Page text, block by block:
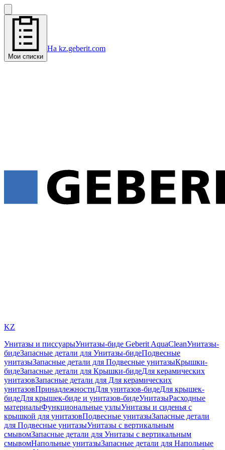
Мои списки
На kz.geberit.com
KZ
Унитазы и писсуарыУнитазы-биде Geberit AquaCleanУнитазы-
бидеЗапасные детали для Унитазы-бидеПодвесные
унитазыЗапасные детали для Подвесные унитазыКрышки-
бидеЗапасные детали для Крышки-бидеДля керамических
унитазовЗапасные детали для Для керамических
унитазовПринадлежностиДля унитазов-бидеДля крышек-
бидеДля крышек-биде и унитазов-бидеУнитазыРасходные
материалыФункциональные узлыУнитазы и сиденья с
крышкой для унитазовПодвесные унитазыЗапасные детали
для Подвесные унитазыУнитазы с вертикальным
смывомЗапасные детали для Унитазы с вертикальным
смывомНапольные унитазыЗапасные детали для Напольные